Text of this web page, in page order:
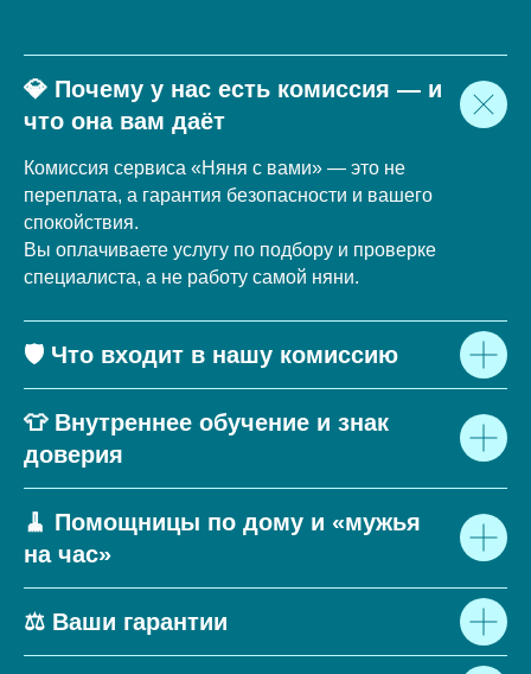
💎 Почему у нас есть комиссия — и
что она вам даёт
Комиссия сервиса «Няня с вами» — это не
переплата, а гарантия безопасности и вашего
спокойствия.
Вы оплачиваете услугу по подбору и проверке
специалиста, а не работу самой няни.
🛡 Что входит в нашу комиссию
👕 Внутреннее обучение и знак
доверия
🧹 Помощницы по дому и «мужья
на час»
⚖️ Ваши гарантии